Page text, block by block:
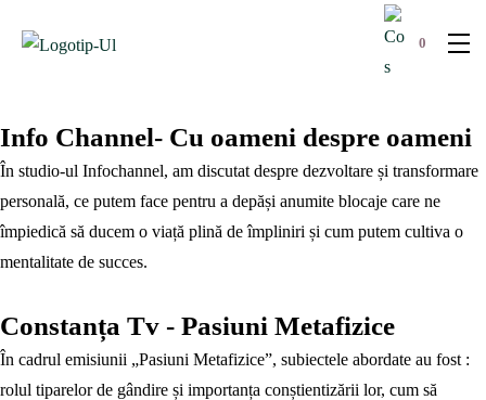
0
Info Channel- Cu oameni despre oameni
În studio-ul Infochannel, am discutat despre dezvoltare și transformare
personală, ce putem face pentru a depăși anumite blocaje care ne
împiedică să ducem o viață plină de împliniri și cum putem cultiva o
mentalitate de succes.
Constanța Tv - Pasiuni Metafizice
În cadrul emisiunii „Pasiuni Metafizice”, subiectele abordate au fost :
rolul tiparelor de gândire și importanța conștientizării lor, cum să